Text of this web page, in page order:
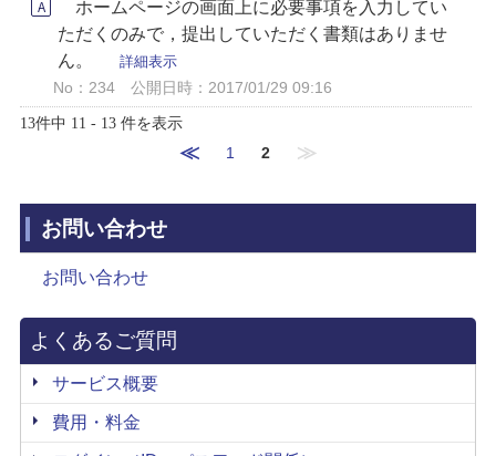
ホームページの画面上に必要事項を入力してい
ただくのみで，提出していただく書類はありませ
ん。
詳細表示
No：234 公開日時：2017/01/29 09:16
13件中 11 - 13 件を表示
≪ 1 2 ≫
お問い合わせ
お問い合わせ
よくあるご質問
サービス概要
費用・料金